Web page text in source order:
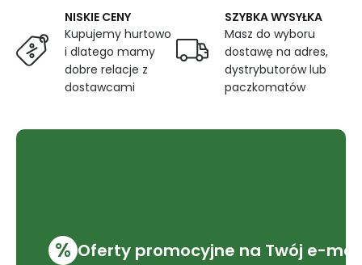
NISKIE CENY
Kupujemy hurtowo
i dlatego mamy
dobre relacje z
dostawcami
SZYBKA WYSYŁKA
Masz do wyboru
dostawę na adres,
dystrybutorów lub
paczkomatów
% Oferty promocyjne na Twój e-mail